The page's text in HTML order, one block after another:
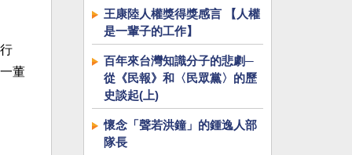
王康陸人權獎得獎感言 【人權
是一輩子的工作】
百年來台灣知識分子的悲劇─
從《民報》和〈民眾黨〉的歷
史談起(上)
懷念「聲若洪鐘」的鍾逸人部
隊長